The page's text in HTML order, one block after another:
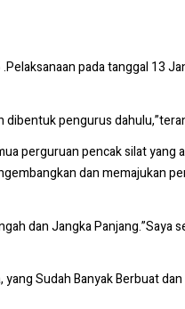
pada tanggal 13
dibentuk pengurus
perguruan pencak silat yang
dan memajukan
dan Jangka Panjang.”Saya
Sudah Banyak Berbuat